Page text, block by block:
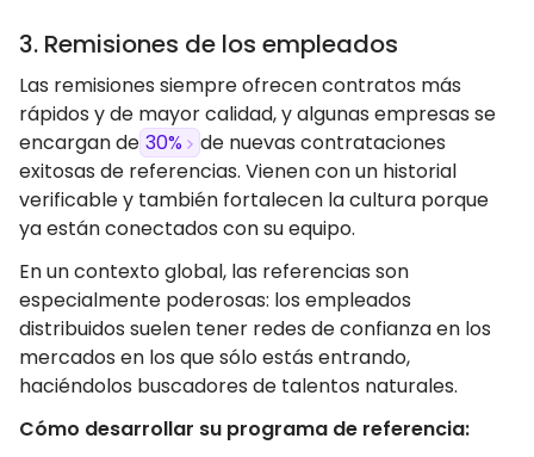
3. Remisiones de los empleados
Las remisiones siempre ofrecen contratos más
rápidos y de mayor calidad, y algunas empresas se
encargan de 30%
de nuevas contrataciones
exitosas de referencias. Vienen con un historial
verificable y también fortalecen la cultura porque
ya están conectados con su equipo.
En un contexto global, las referencias son
especialmente poderosas: los empleados
distribuidos suelen tener redes de confianza en los
mercados en los que sólo estás entrando,
haciéndolos buscadores de talentos naturales.
Cómo desarrollar su programa de referencia: